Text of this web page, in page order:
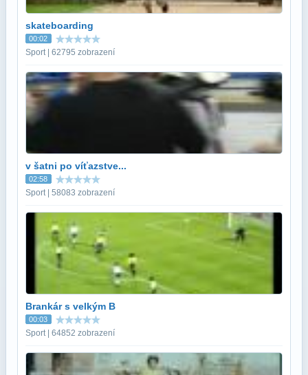
skateboarding
00:02
Sport | 62795 zobrazení
v šatni po víťazstve...
02:58
Sport | 58083 zobrazení
Brankár s velkým B
00:03
Sport | 64852 zobrazení